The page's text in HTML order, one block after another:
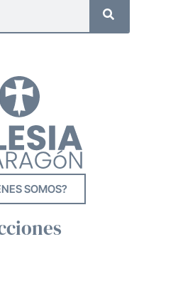
SOMOS?